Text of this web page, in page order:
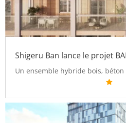
Shigeru Ban lance le projet
Un ensemble hybride bois,